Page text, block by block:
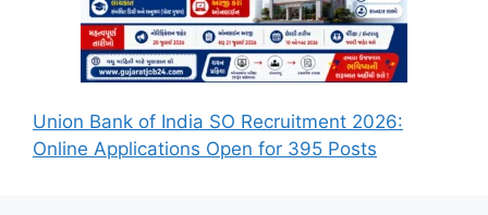
Union Bank of India SO Recruitment 2026:
Online Applications Open for 395 Posts